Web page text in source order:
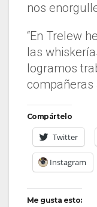
nos
“En Trelew
las
logramos
compañeras
Compártelo
Twitter
Instagram
Me gusta esto: